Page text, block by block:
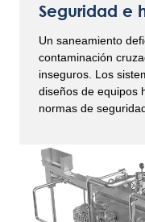
Seguridad e
Un saneamiento
contaminación
inseguros. Los
diseños de equipos
normas de